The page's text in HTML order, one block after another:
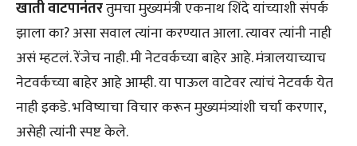
खाती वाटपानंतरतुमचा मुख्यमंत्री एकनाथ शिंदे यांच्याशी संपर्क
झाला का? असा सवाल त्यांना करण्यात आला. त्यावर त्यांनी नाही
असं म्हटलं. रेंजेच नाही. मी नेटवर्कच्या बाहेर आहे. मंत्रालयाच्याच
नेटवर्कच्या बाहेर आहे आम्ही. या पाऊल वाटेवर त्यांचं नेटवर्क येत
नाही इकडे. भविष्याचा विचार करून मुख्यमंत्र्यांशी चर्चा करणार,
असेही त्यांनी स्पष्ट केले.